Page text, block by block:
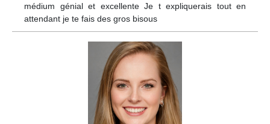
médium génial et excellente Je t expliquerais tout en
attendant je te fais des gros bisous